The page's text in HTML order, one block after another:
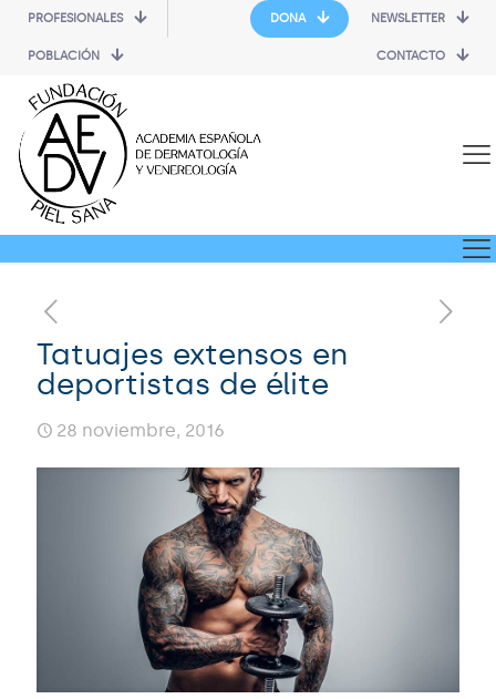
PROFESIONALES
POBLACIÓN
DONA NEWSLETTER
CONTACTO
Tatuajes extensos en
deportistas de élite
28 noviembre, 2016